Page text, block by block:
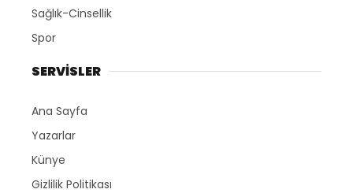
Sağlık-Cinsellik
Spor
SERVİSLER
Ana Sayfa
Yazarlar
Künye
Gizlilik Politikası